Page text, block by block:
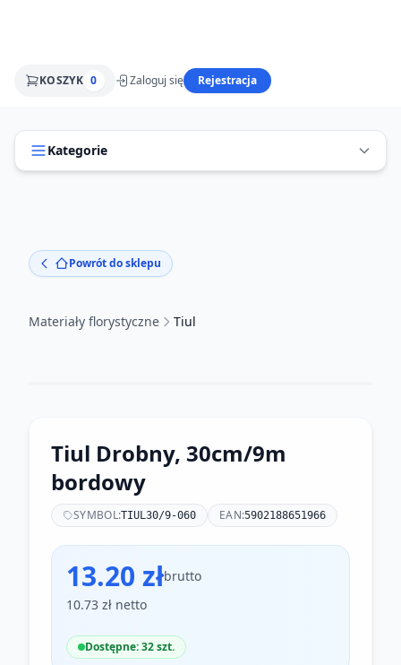
KOSZYK 0 Zaloguj się Rejestracja
Kategorie
Powrót do sklepu
Materiały florystyczne Tiul
Tiul Drobny, 30cm/9m
bordowy
SYMBOL:TIUL30/9-060 EAN:5902188651966
13.20 złbrutto
10.73 zł netto
Dostępne: 32 szt.